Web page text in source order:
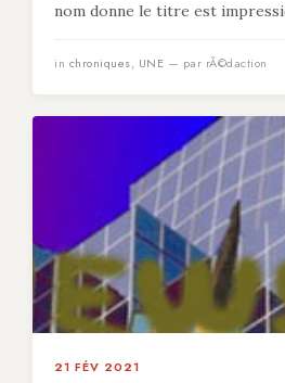
nom donne le titre est
in chroniques, UNE — par rÃ©daction
21 FÉV 2021